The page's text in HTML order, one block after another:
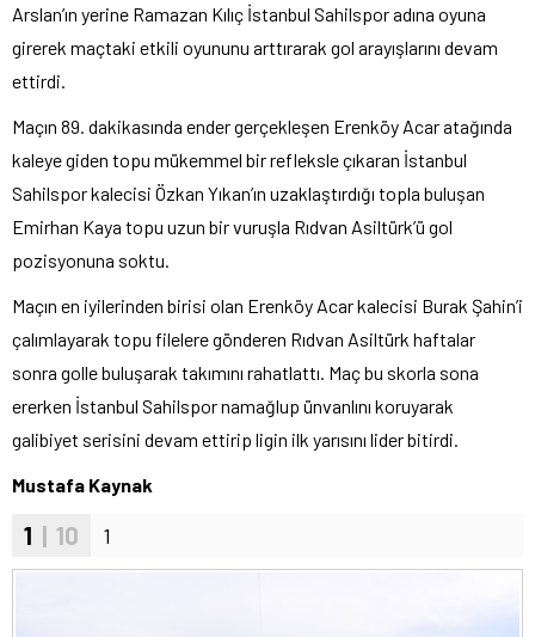
Arslan’ın yerine Ramazan Kılıç İstanbul Sahilspor adına oyuna
girerek maçtaki etkili oyununu arttırarak gol arayışlarını devam
ettirdi.
Maçın 89. dakikasında ender gerçekleşen Erenköy Acar atağında
kaleye giden topu mükemmel bir refleksle çıkaran İstanbul
Sahilspor kalecisi Özkan Yıkan’ın uzaklaştırdığı topla buluşan
Emirhan Kaya topu uzun bir vuruşla Rıdvan Asiltürk’ü gol
pozisyonuna soktu.
Maçın en iyilerinden birisi olan Erenköy Acar kalecisi Burak Şahin’i
çalımlayarak topu filelere gönderen Rıdvan Asiltürk haftalar
sonra golle buluşarak takımını rahatlattı. Maç bu skorla sona
ererken İstanbul Sahilspor namağlup ünvanlını koruyarak
galibiyet serisini devam ettirip ligin ilk yarısını lider bitirdi.
Mustafa Kaynak
1 | 10 1